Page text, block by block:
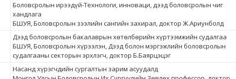
Боловсролын ирээдүй-Технологи, инноваци, дээд боловсролын чиг
хандлага
БШУЯ, Боловсролын зээлийн сангийн захирал, доктор Ж.Ариунболд
Дээд боловсролын бакалаврын хөтөлбөрийн хүртээмжийн судалгаа
БШУЯ, Боловсролын хүрээлэн, Дээд болон мэргэжлийн боловсролын
судалгааны секторын эрхлэгч, доктор Б.Баярцэцэг
Насанд хүрэгчдийн сургалтын зарим асуудалд